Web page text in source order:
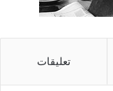
تعليقات